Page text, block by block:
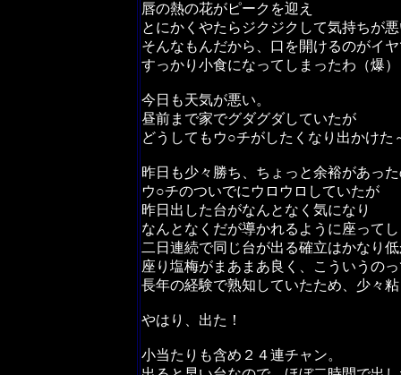
唇の熱の花がピークを迎え
とにかくやたらジクジクして気持ちが
そんなもんだから、口を開けるのがイ
すっかり小食になってしまったわ（爆）
今日も天気が悪い。
昼前まで家でグダグダしていたが
どうしてもウ○チがしたくなり出かけた
昨日も少々勝ち、ちょっと余裕があっ
ウ○チのついでにウロウロしていたが
昨日出した台がなんとなく気になり
なんとなくだが導かれるように座って
二日連続で同じ台が出る確立はかなり
座り塩梅がまあまあ良く、こういうの
長年の経験で熟知していたため、少々
やはり、出た！
小当たりも含め２４連チャン。